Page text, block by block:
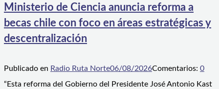
Ministerio de Ciencia anuncia reforma a
becas chile con foco en áreas estratégicas y
descentralización
Publicado en Radio Ruta Norte06/08/2026Comentarios: 0
“Esta reforma del Gobierno del Presidente José Antonio Kast